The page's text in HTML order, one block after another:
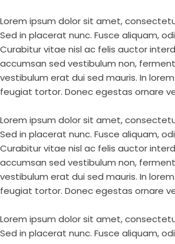
Lorem ipsum dolor sit amet,
Sed in placerat nunc. Fusce aliquam,
Curabitur vitae nisl ac felis auctor
accumsan sed vestibulum non,
vestibulum erat dui sed mauris. In
feugiat tortor. Donec egestas ornare
Lorem ipsum dolor sit amet,
Sed in placerat nunc. Fusce aliquam,
Curabitur vitae nisl ac felis auctor
accumsan sed vestibulum non,
vestibulum erat dui sed mauris. In
feugiat tortor. Donec egestas ornare
Lorem ipsum dolor sit amet,
Sed in placerat nunc. Fusce aliquam,